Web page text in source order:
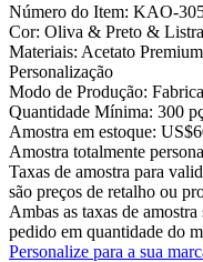
Número do Item: KAO-
Cor: Oliva & Preto &
Materiais: Acetato
Personalização
Modo de Produção:
Quantidade Mínima: 300
Amostra em estoque:
Amostra totalmente
Taxas de amostra para
são preços de retalho ou
Ambas as taxas de amostra
pedido em quantidade do
Personalize para a sua